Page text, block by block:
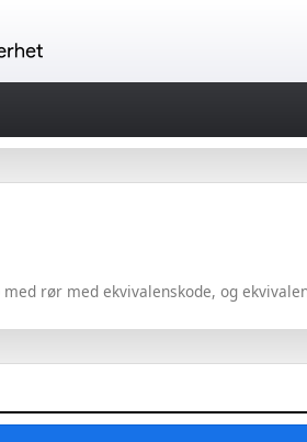
rør med ekvivalenskode, og